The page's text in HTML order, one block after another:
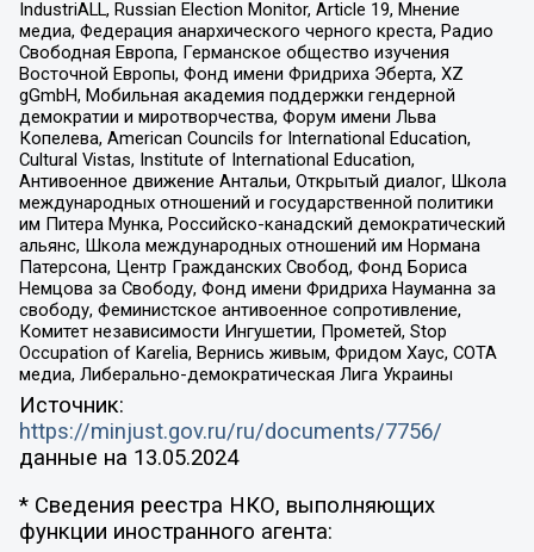
IndustriALL, Russian Election Monitor, Article 19, Мнение
медиа, Федерация анархического черного креста, Радио
Свободная Европа, Германское общество изучения
Восточной Европы, Фонд имени Фридриха Эберта, XZ
gGmbH, Мобильная академия поддержки гендерной
демократии и миротворчества, Форум имени Льва
Копелева, American Councils for International Education,
Cultural Vistas, Institute of International Education,
Антивоенное движение Антальи, Открытый диалог, Школа
международных отношений и государственной политики
им Питера Мунка, Российско-канадский демократический
альянс, Школа международных отношений им Нормана
Патерсона, Центр Гражданских Свобод, Фонд Бориса
Немцова за Свободу, Фонд имени Фридриха Науманна за
свободу, Феминистское антивоенное сопротивление,
Комитет независимости Ингушетии, Прометей, Stop
Occupation of Karelia, Вернись живым, Фридом Хаус, СОТА
медиа, Либерально-демократическая Лига Украины
Источник:
https://minjust.gov.ru/ru/documents/7756/
данные на 13.05.2024
* Сведения реестра НКО, выполняющих
функции иностранного агента: